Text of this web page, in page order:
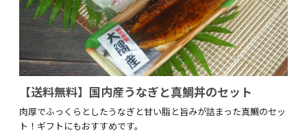
【送料無料】国内産うなぎと真鯛丼のセット
肉厚でふっくらとしたうなぎと甘い脂と旨みが詰まった真鯛のセッ
ト！ギフトにもおすすめです。